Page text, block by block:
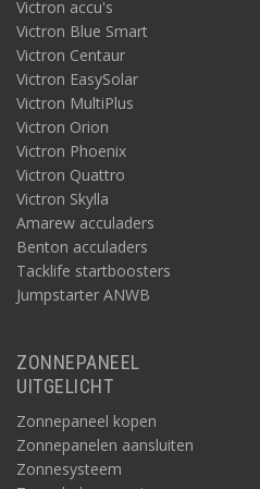
Victron accu's
Victron Blue Smart
Victron Centaur
Victron EasySolar
Victron MultiPlus
Victron Orion
Victron Phoenix
Victron Quattro
Victron Skylla
Amarew acculaders
Benton acculaders
Tacklife startboosters
Jumpstarter ANWB
ZONNEPANEEL
UITGELICHT
Zonnepaneel kopen
Zonnepanelen aansluiten
Zonnesysteem